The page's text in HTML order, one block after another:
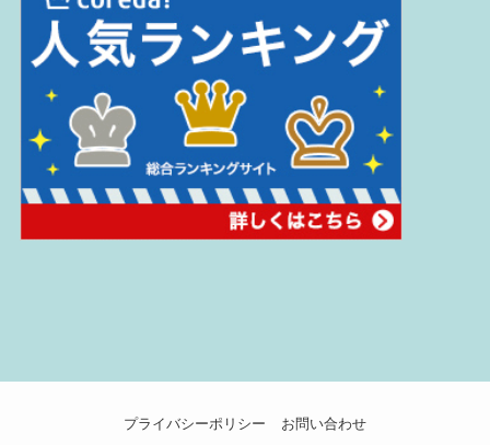
プライバシーポリシー お問い合わせ